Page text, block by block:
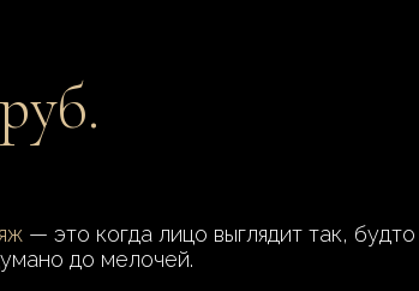
— это когда лицо выглядит так,
до мелочей.